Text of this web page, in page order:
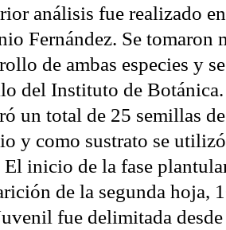
análisis fue realizado
Fernández. Se
de ambas especies y
del Instituto de
un total de 25 semillas
y como sustrato se
El inicio de la fase
de la segunda hoja,
fue delimitada